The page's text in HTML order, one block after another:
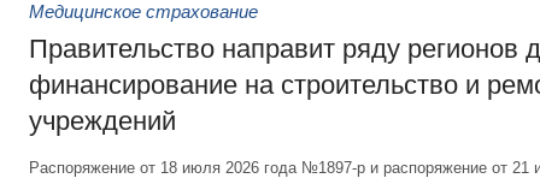
Медицинское страхование
Правительство направит ряду регионов
финансирование на строительство и
учреждений
Распоряжение от 18 июля 2026 года №1897-р и распоряжение от